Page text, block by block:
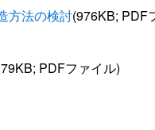
方法の検討(976KB; PDF
PDFファイル)